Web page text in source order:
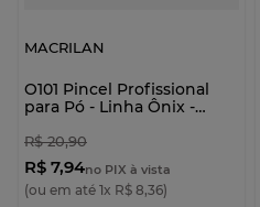
MACRILAN
O101 Pincel Profissional
para Pó - Linha Ônix -
R$ 20,90
R$ 7,94no PIX à vista
(ou em até 1x R$ 8,36)